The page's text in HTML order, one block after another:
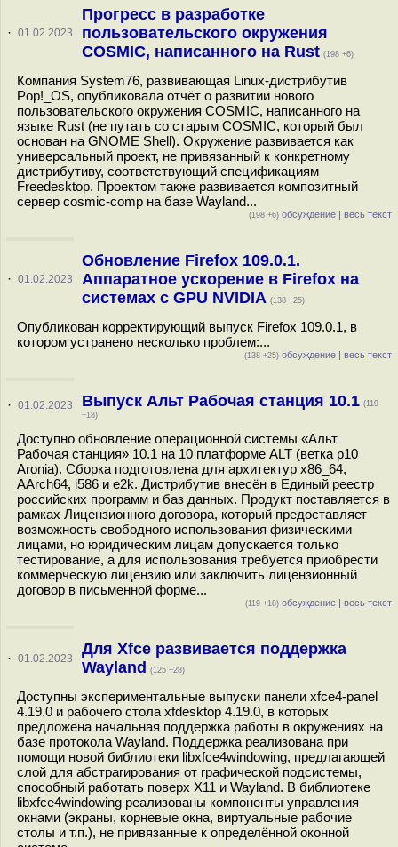
· 01.02.2023
Прогресс в разработке
пользовательского окружения
COSMIC, написанного на Rust (198 +6)
Компания System76, развивающая Linux-дистрибутив
Pop!_OS, опубликовала отчёт о развитии нового
пользовательского окружения COSMIC, написанного на
языке Rust (не путать со старым COSMIC, который был
основан на GNOME Shell). Окружение развивается как
универсальный проект, не привязанный к конкретному
дистрибутиву, соответствующий спецификациям
Freedesktop. Проектом также развивается композитный
сервер cosmic-comp на базе Wayland...
(198 +6) обсуждение | весь текст
· 01.02.2023
Обновление Firefox 109.0.1.
Аппаратное ускорение в Firefox на
системах с GPU NVIDIA (138 +25)
Опубликован корректирующий выпуск Firefox 109.0.1, в
котором устранено несколько проблем:...
(138 +25) обсуждение | весь текст
· 01.02.2023 Выпуск Альт Рабочая станция 10.1 (119
+18)
Доступно обновление операционной системы «Альт
Рабочая станция» 10.1 на 10 платформе ALT (ветка p10
Aronia). Сборка подготовлена для архитектур x86_64,
AArch64, i586 и e2k. Дистрибутив внесён в Единый реестр
российских программ и баз данных. Продукт поставляется в
рамках Лицензионного договора, который предоставляет
возможность свободного использования физическими
лицами, но юридическим лицам допускается только
тестирование, а для использования требуется приобрести
коммерческую лицензию или заключить лицензионный
договор в письменной форме...
(119 +18) обсуждение | весь текст
· 01.02.2023
Для Xfce развивается поддержка
Wayland
(125 +28)
Доступны экспериментальные выпуски панели xfce4-panel
4.19.0 и рабочего стола xfdesktop 4.19.0, в которых
предложена начальная поддержка работы в окружениях на
базе протокола Wayland. Поддержка реализована при
помощи новой библиотеки libxfce4windowing, предлагающей
слой для абстрагирования от графической подсистемы,
способный работать поверх X11 и Wayland. В библиотеке
libxfce4windowing реализованы компоненты управления
окнами (экраны, корневые окна, виртуальные рабочие
столы и т.п.), не привязанные к определённой оконной